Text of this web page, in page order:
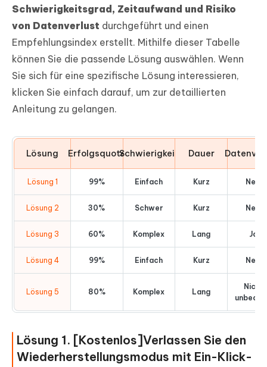
Schwierigkeitsgrad, Zeitaufwand und Risiko
von Datenverlust durchgeführt und einen
Empfehlungsindex erstellt. Mithilfe dieser Tabelle
können Sie die passende Lösung auswählen. Wenn
Sie sich für eine spezifische Lösung interessieren,
klicken Sie einfach darauf, um zur detaillierten
Anleitung zu gelangen.
Lösung ErfolgsquoteSchwierigkeit Dauer
Lösung 1 99% Einfach Kurz Nein
Lösung 2 30% Schwer Kurz Nein
Lösung 3 60% Komplex Lang Ja
Lösung 4 99% Einfach Kurz Nein
Lösung 5 80% Komplex Lang
Nicht
Lösung 1. [Kostenlos]Verlassen Sie den
Wiederherstellungsmodus mit Ein-Klick-